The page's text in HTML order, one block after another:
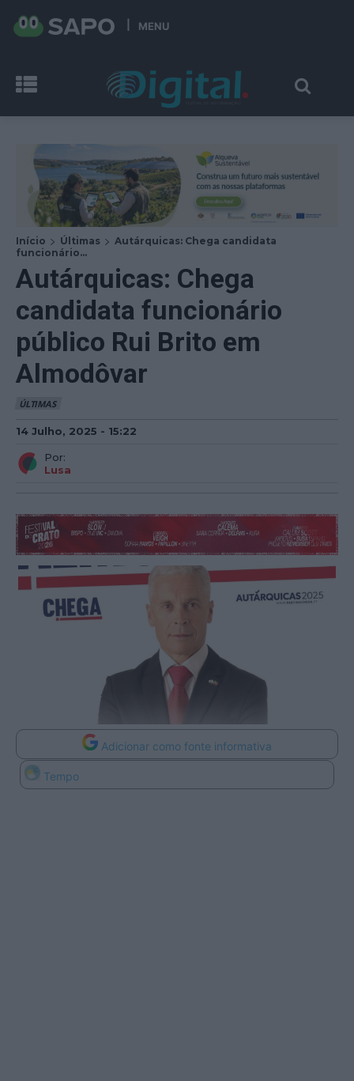
MENU
Início Últimas
Autárquicas: Chega candidata
funcionário...
Autárquicas: Chega
candidata funcionário
público Rui Brito em
Almodôvar
ÚLTIMAS
14 Julho, 2025 - 15:22
Por:
Lusa
Adicionar como fonte informativa
Tempo